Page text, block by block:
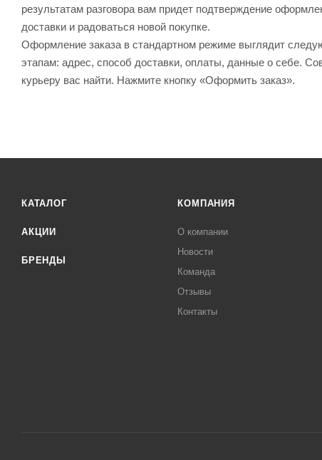
результатам разговора вам придет подтверждение
доставки и радоваться новой покупке.
Оформление заказа в стандартном режиме выглядит
этапам: адрес, способ доставки, оплаты, данные о себе.
курьеру вас найти. Нажмите кнопку «Оформить заказ».
КАТАЛОГ
АКЦИИ
БРЕНДЫ
КОМПАНИЯ
О компании
Новости
Команда
Отзывы
Контакты